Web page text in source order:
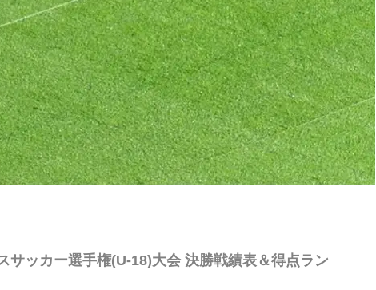
サッカー選手権(U-18)大会 決勝戦績表＆得点ラン